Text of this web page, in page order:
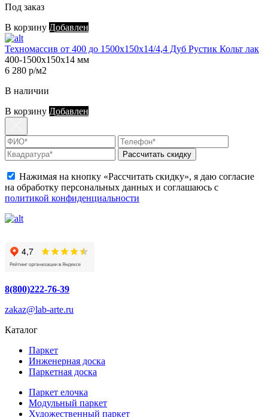
Под заказ
В корзину Добавлен
Техномассив от 400 до 1500х150х14/4,4 Дуб Рустик Кольт лак
400-1500х150х14 мм
6 280 р/м2
В наличии
В корзину Добавлен
Рассчитать скидку
Нажимая на кнопку «Рассчитать скидку», я даю согласие
на обработку персональных данных и соглашаюсь с
политикой конфиденциальности
8(800)222-76-39
zakaz@lab-arte.ru
Каталог
Паркет
Инженерная доска
Паркетная доска
Паркет елочка
Модульный паркет
Художественный паркет